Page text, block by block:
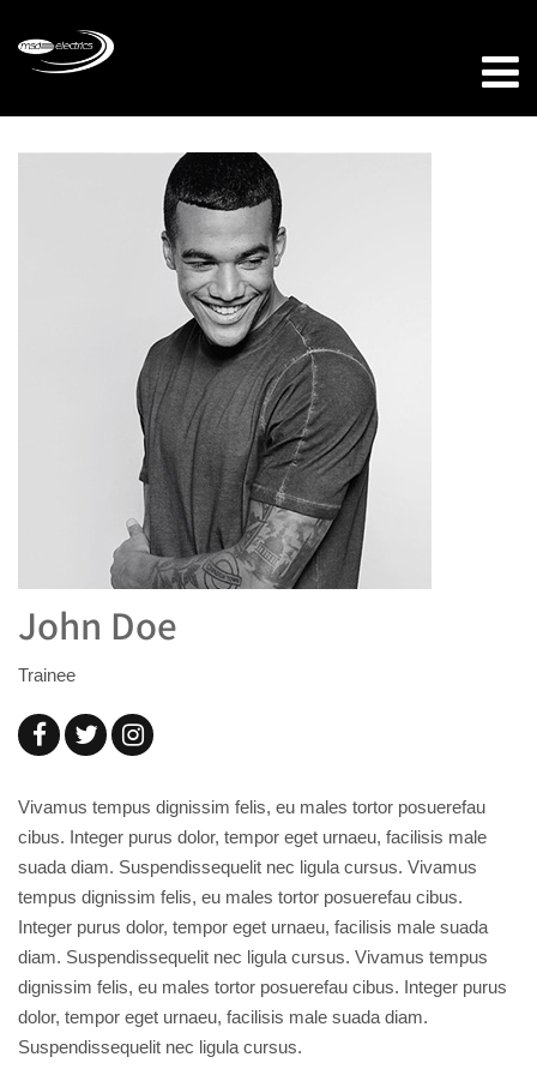
John Doe
Trainee
Vivamus tempus dignissim felis, eu males tortor posuerefau
cibus. Integer purus dolor, tempor eget urnaeu, facilisis male
suada diam. Suspendissequelit nec ligula cursus. Vivamus
tempus dignissim felis, eu males tortor posuerefau cibus.
Integer purus dolor, tempor eget urnaeu, facilisis male suada
diam. Suspendissequelit nec ligula cursus. Vivamus tempus
dignissim felis, eu males tortor posuerefau cibus. Integer purus
dolor, tempor eget urnaeu, facilisis male suada diam.
Suspendissequelit nec ligula cursus.